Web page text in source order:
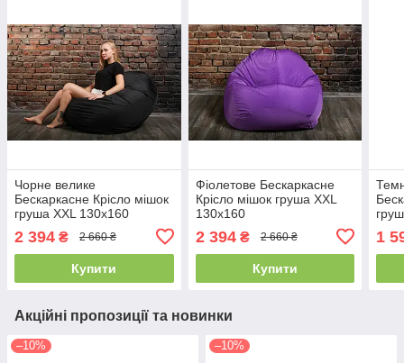
Чорне велике
Бескаркасне Крісло мішок
груша XXL 130х160
2 394 ₴ 2 660 ₴
Купити
Фіолетове Бескаркасне
Крісло мішок груша XXL
130х160
2 394₴ 2 660 ₴
Купити
1
Акційні пропозиції та новинки
–10% –10%